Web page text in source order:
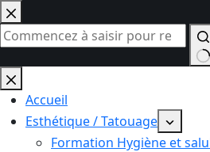
Passer
au
contenu
Aucun
résultatAccueil
Esthétique / Tatouage
Formation Hygiène et